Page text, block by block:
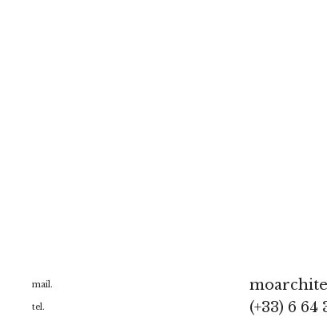
mail.
tel. (+33) 6 64